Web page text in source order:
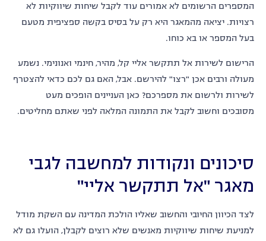
המספרים הרשומים לא אמורים עוד לקבל שיחות שיווקיות לא
רצויות. יציאה מהמאגר היא רק על בסיס בקשה ספציפית מטעם
בעל המספר או בא כוחו.
הרישום לשירות אל תתקשר אליי קל, מהיר, חינמי ואנונימי. נשמע
מעולה ורבים אכן "רצו" להירשם. אבל, האם גם לכם כדאי להצטרף
לשירות ולרשום את מספרכם? כאן העניינים הופכים מעט
מסובכים וחשוב לקבל את התמונה המלאה לפני שאתם מחליטים.
סיכונים ונקודות למחשבה לגבי
מאגר "אל תתקשר אליי"
לצד הכיוון החיובי והחשוב שאליו הולכת המדינה עם השקת מודל
למניעת שיחות שיווקיות מאנשים שלא רוצים לקבלן, הועלו גם לא